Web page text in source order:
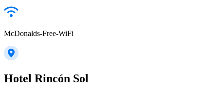
McDonalds-Free-WiFi
Hotel Rincón Sol